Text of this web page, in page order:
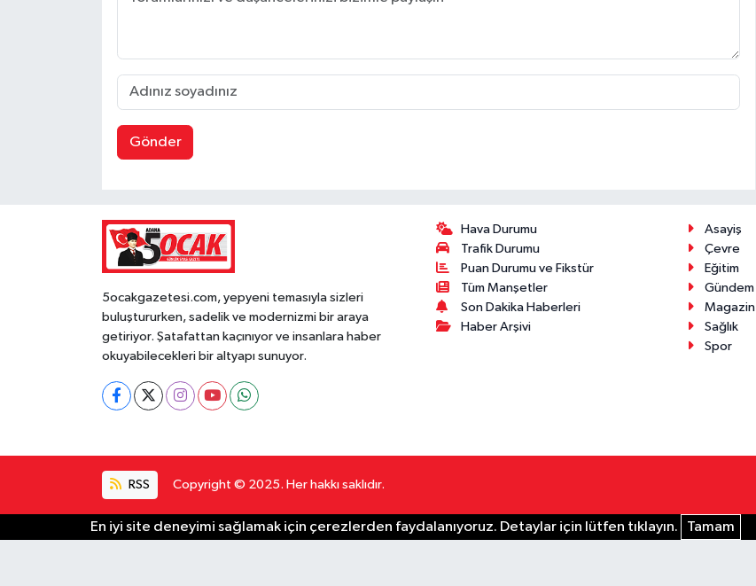
Gönder
5ocakgazetesi.com, yepyeni temasıyla sizleri
buluştururken, sadelik ve modernizmi bir araya
getiriyor. Şatafattan kaçınıyor ve insanlara haber
okuyabilecekleri bir altyapı sunuyor.
Hava Durumu
Trafik Durumu
Puan Durumu ve Fikstür
Tüm Manşetler
Son Dakika Haberleri
Haber Arşivi
Asayiş
Çevre
Eğitim
Gündem
Magazin
Sağlık
Spor
RSS Copyright © 2025. Her hakkı saklıdır.
En iyi site deneyimi sağlamak için çerezlerden faydalanıyoruz. Detaylar için lütfen tıklayın. Tamam